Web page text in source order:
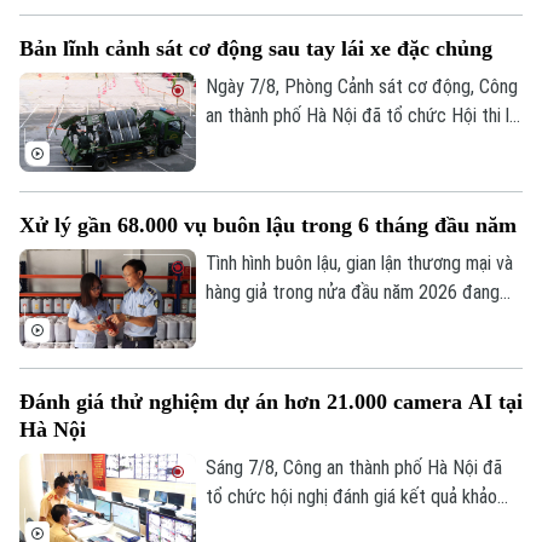
Người Việt 4 phương
Tài chính Ngân hàng
Doanh nghiệp
Tin tức
Đầu tư
Căn hộ
Kinh nghiệm
Tàu và Xe
Ô tô
Tàu
Xe máy
Thị trường
Đánh giá
Giáo dục
Tin tức
Hướng nghiệp
Văn hóa
Tin tức
Làng nghề
Di tích
Sức khỏe
Y tế
Dinh dưỡng
Tư vấn sức khỏe
Thể thao
Quần vợt
Golf
Giải trí
Tin tức
Sao
Đã phát sóng
Bản lĩnh cảnh sát cơ động sau tay lái xe đặc chủng
Ngày 7/8, Phòng Cảnh sát cơ động, Công
an thành phố Hà Nội đã tổ chức Hội thi lái
năng xử lý tình huống phức tạp, khẳng
định sức mạnh cơ động, sẵn sàng chiến
đấu.
Xử lý gần 68.000 vụ buôn lậu trong 6 tháng đầu năm
Tình hình buôn lậu, gian lận thương mại và
hàng giả trong nửa đầu năm 2026 đang
năm, lực lượng chức năng cả nước đã
tăng hơn 36% so với cùng kỳ năm ngoái.
Đánh giá thử nghiệm dự án hơn 21.000 camera AI tại
Hà Nội
Sáng 7/8, Công an thành phố Hà Nội đã
tổ chức hội nghị đánh giá kết quả khảo